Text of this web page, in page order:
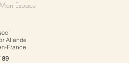
Mon Espace
Allende
France
89